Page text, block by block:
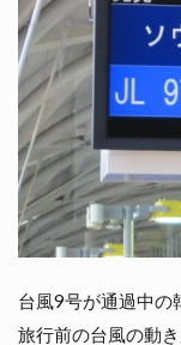
台風9号が通過中の
旅行前の台風の動